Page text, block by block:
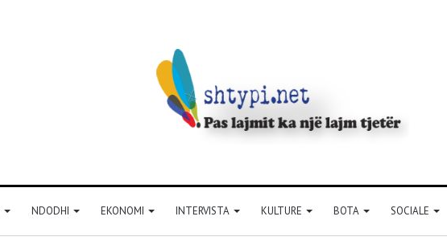
NDODHI EKONOMI INTERVISTA KULTURE BOTA SOCIALE